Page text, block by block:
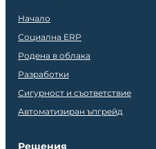
Начало
Социална ERP
Родена в облака
Разработки
Сигурност и съответствие
Автоматизиран ъпгрейд
Решения